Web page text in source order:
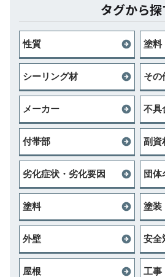
タグから探
性質 塗料
シーリング材 その
メーカー 不具
付帯部 副資
劣化症状・劣化要因 団体
塗料 塗装
外壁 安全
屋根 工事